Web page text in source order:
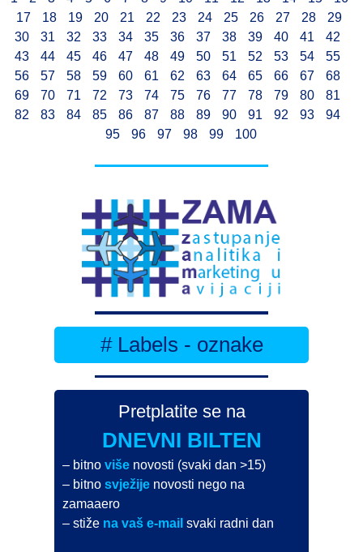
17
18 19 20 21 22 23 24 25 26 27 28
29
30
31 32 33 34 35 36 37 38 39 40 41
42
43
44 45 46 47 48 49 50 51 52 53 54
55
56
57 58 59 60 61 62 63 64 65 66 67
68
69
70 71 72 73 74 75 76 77 78 79 80
81
82
83 84 85 86 87 88 89 90 91 92 93
94
95
96 97 98 99 100
# Labels - oznake
Pretplatite se na
DNEVNI BILTEN
– bitnoviše novosti (svaki dan >15)
– bitnosvježije novosti nego na
zamaaero
– stiže na vaš e-mail svaki radni dan